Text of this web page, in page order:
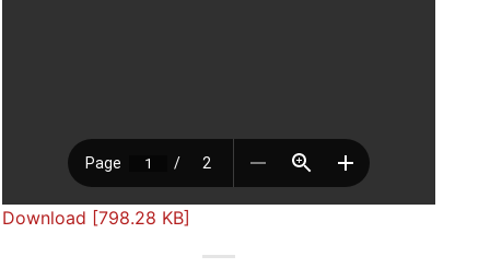
Download [798.28 KB]